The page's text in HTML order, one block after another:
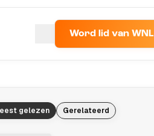
Word lid van WNL
gelezen Gerelateerd